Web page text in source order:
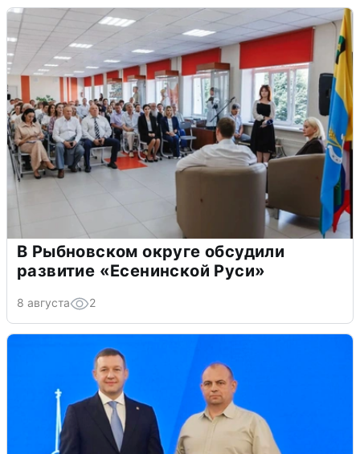
В Рыбновском округе обсудили
развитие «Есенинской Руси»
8 августа 2